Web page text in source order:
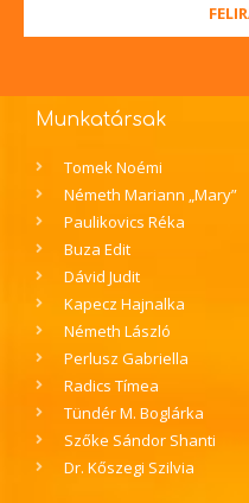
Munkatársak
Tomek Noémi
Németh Mariann „Mary”
Paulikovics Réka
Buza Edit
Dávid Judit
Kapecz Hajnalka
Németh László
Perlusz Gabriella
Radics Tímea
Tündér M. Boglárka
Szőke Sándor Shanti
Dr. Kőszegi Szilvia